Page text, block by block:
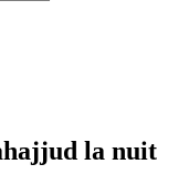
la nuit